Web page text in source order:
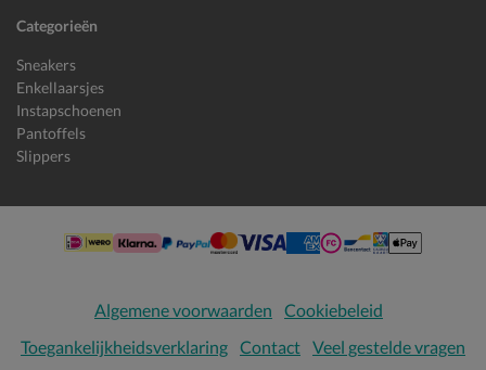
Categorieën
Sneakers
Enkellaarsjes
Instapschoenen
Pantoffels
Slippers
Algemene voorwaarden
Cookiebeleid
Toegankelijkheidsverklaring Contact Veel gestelde vragen